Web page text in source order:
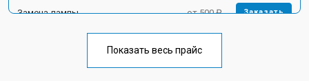
Замена лампы от 500 ₽ Заказать
Показать весь прайс